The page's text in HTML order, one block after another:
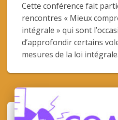
Cette conférence fait
rencontres « Mieux
intégrale » qui sont
d’approfondir certains
mesures de la loi intégrale.